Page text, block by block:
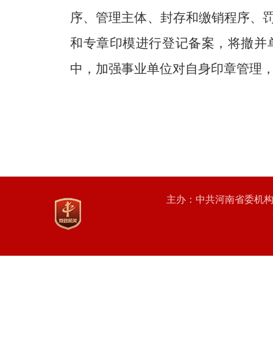
序、管理主体、封存和缴销程序、
和专章印模进行登记备案，将撤
中，加强事业单位对自身印章管理
主办：中共河南省委机